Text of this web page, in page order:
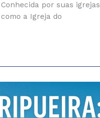
por suas igrejas
a Igreja do